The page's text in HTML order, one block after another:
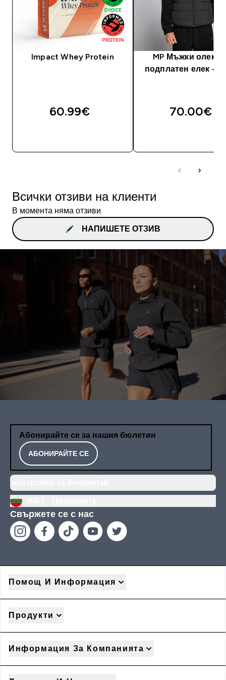
Impact Whey Protein
60.99€‎
MP Мъжки
подплатен елек –
70.00€‎
Всички отзиви на клиенти
В момента няма отзиви.
НАПИШЕТЕ ОТЗИВ
Абонирайте се за нашия бюлетин
АБОНИРАЙТЕ СЕ
Свържете се с нас
Помощ И Информация
Продукти
Информация За Компанията